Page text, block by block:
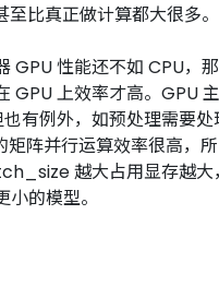
比真正做计算都大很
性能还不如 CPU，
GPU 上效率才高。GPU
有例外，如预处理需要处
阵并行运算效率很高，
越大占用显存越
的模型。